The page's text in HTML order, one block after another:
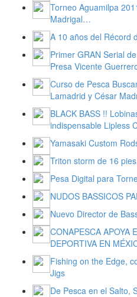
Torneo Aguamilpa
Madrigal…
A 10 años del Récord
Primer GRAN Serial
Presa Vicente
Curso de Pesca
Lamadrid y César
BLACK BASS !!
indispensable Lipless
Yamasaki Custom
Triton storm de 16
Pesa Digital para
NUDOS BASSICOS
Nuevo Director de
CONAPESCA APOYA
DEPORTIVA EN
Fishing on the Edge,
Jigs
De Pesca en el Salto,